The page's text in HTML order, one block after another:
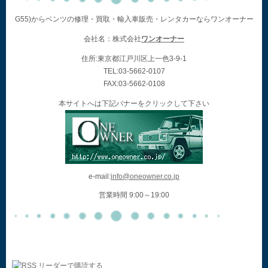
G55)からベンツの修理・買取・輸入車販売・レンタカーならワンオーナー
会社名：株式会社ワンオーナー
住所:東京都江戸川区上一色3-9-1
TEL:03-5662-0107
FAX:03-5662-0108
本サイトへは下記バナーをクリックして下さい
e-mail:info@oneowner.co.jp
営業時間 9:00～19:00